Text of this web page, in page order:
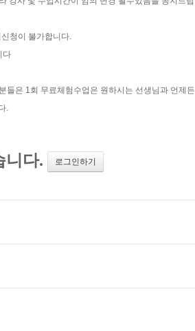
청이 불가합니다.
다
들은 1회 무료체험수업은 원하시는 선생님과 언제든
.